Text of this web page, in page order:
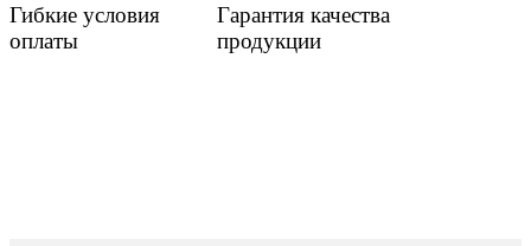
Гибкие условия
оплаты
Гарантия качества
продукции